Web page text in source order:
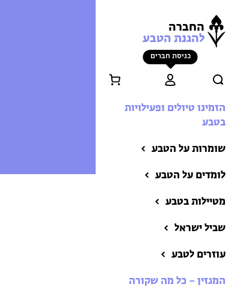
החברה
להגנת הטבע
כניסת חברים
הזמינו טיולים ופעילויות
בטבע
שומרות על הטבע
לומדים על הטבע
מטיילות בטבע
הזמינו טיולים ופעילויות
שביל ישראל
עוזרים לטבע
המגזין – כל מה שקורה